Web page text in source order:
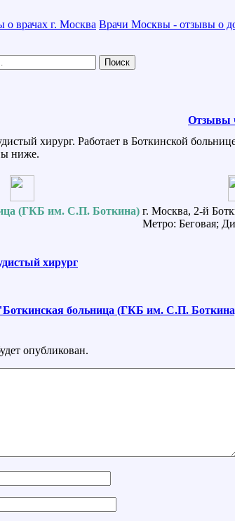
Врачи Москвы - отзывы о
Отзывы
хирург. Работает в Боткинской
ниже.
(ГКБ им. С.П. Боткина) г. Москва, 2-й
Метро: Беговая;
хирург
больница (ГКБ им. С.П.
опубликован.